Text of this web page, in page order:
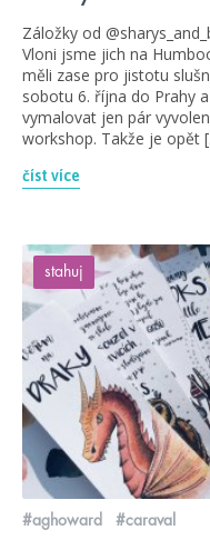
Záložky od
Vloni jsme jich na
měli zase pro jistotu
sobotu 6. října do Prahy
vymalovat jen pár
workshop. Takže je opět
číst více
stahuj
#aghoward #caraval